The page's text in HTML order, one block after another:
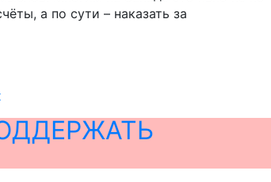
а по сути – наказать за